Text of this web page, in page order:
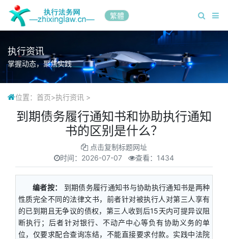
繁體
执行资讯
掌握动态，聚焦实践
位置： 首页>执行资讯 >
到期债务履行通知书和协助执行通知
书的区别是什么？
点击复制标题网址
时间： 2026-07-07 查看：1434
编者按：
到期债务履行通知书与协助执行通知书是两种
性质完全不同的法律文书，前者针对被执行人对第三人享有
的已到期且无争议的债权，第三人收到后15天内可提异议阻
断执行；后者针对银行、不动产中心等负有协助义务的单
位，仅要求配合查询冻结，不能直接要求付款。实践中法院